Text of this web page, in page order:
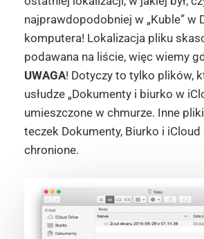
najprawdopodobniej w „Kuble” w
komputera! Lokalizacja pliku
podawana na liście, więc wiemy
UWAGA! Dotyczy to tylko plików,
usłudze „Dokumenty i biurko w
umieszczone w chmurze. Inne
teczek Dokumenty, Biurko i iCloud
chronione.